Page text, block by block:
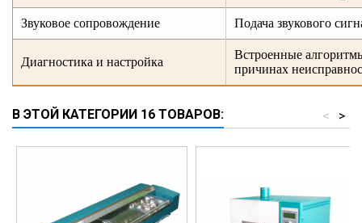
Звуковое сопровождение Подача звукового
Диагностика и настройка
Встроенные
причинах
В ЭТОЙ КАТЕГОРИИ 16 ТОВАРОВ: >
<